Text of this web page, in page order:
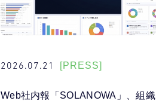
2026.07.21 [PRESS]
Web社内報「SOLANOWA」、組織